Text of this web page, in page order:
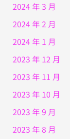
2024 年 3 月
2024 年 2 月
2024 年 1 月
2023 年 12 月
2023 年 11 月
2023 年 10 月
2023 年 9 月
2023 年 8 月